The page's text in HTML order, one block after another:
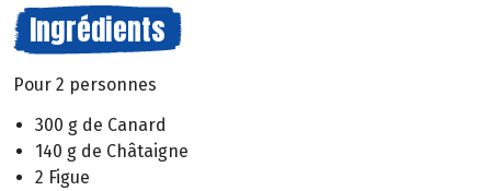
Ingrédients
Pour 2 personnes
300 g de Canard
140 g de Châtaigne
2 Figue